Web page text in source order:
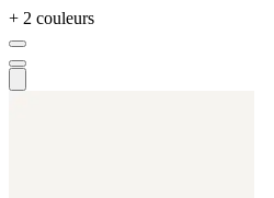
+ 2 couleurs